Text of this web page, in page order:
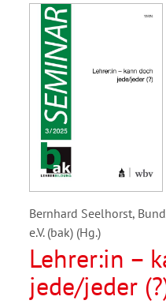
Bernhard Seelhorst,
e.V. (bak) (Hg.)
Lehrer:in –
jede/jeder